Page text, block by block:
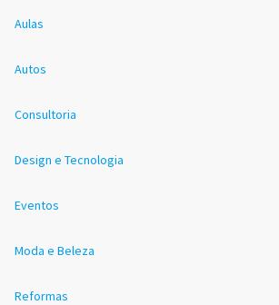
Aulas
Autos
Consultoria
Design e Tecnologia
Eventos
Moda e Beleza
Reformas